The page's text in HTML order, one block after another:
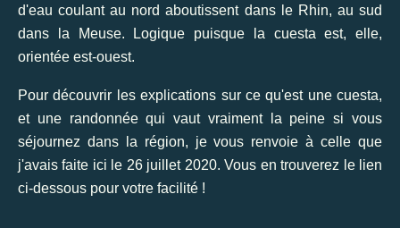
d'eau coulant au nord aboutissent dans le Rhin, au sud
dans la Meuse. Logique puisque la cuesta est, elle,
orientée est-ouest.
Pour découvrir les explications sur ce qu'est une cuesta,
et une randonnée qui vaut vraiment la peine si vous
séjournez dans la région, je vous renvoie à celle que
j'avais faite ici le 26 juillet 2020. Vous en trouverez le lien
ci-dessous pour votre facilité !